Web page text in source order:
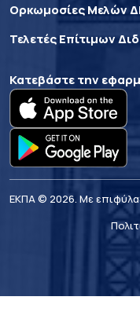
Ορκωμοσίες Μελών
Τελετές Επίτιμων
Κατεβάστε την
ΕΚΠΑ © 2026. Με